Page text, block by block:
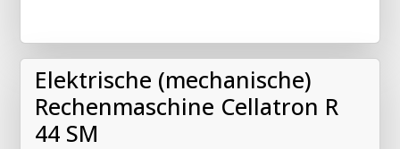
Elektrische (mechanische)
Rechenmaschine Cellatron R
44 SM